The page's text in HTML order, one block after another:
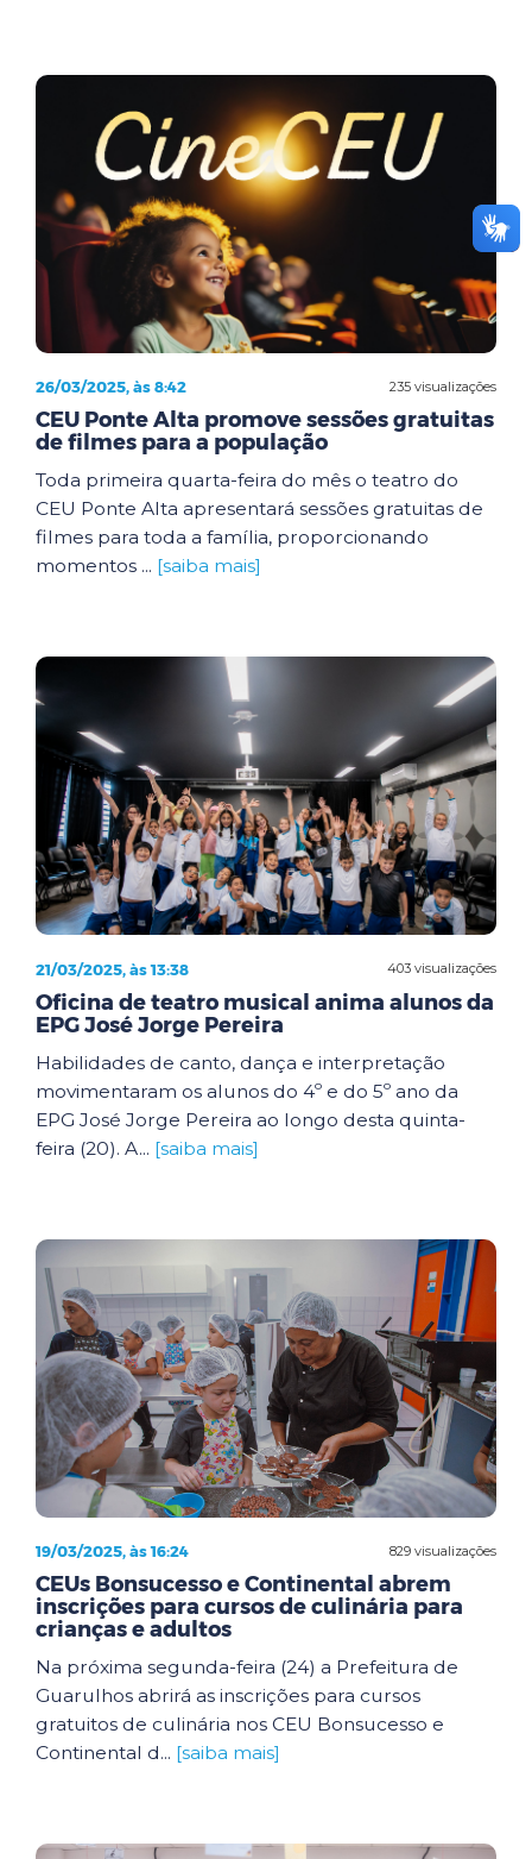
235 visualizações
26/03/2025, às 8:42
CEU Ponte Alta promove sessões gratuitas
de filmes para a população
Toda primeira quarta-feira do mês o teatro do
CEU Ponte Alta apresentará sessões gratuitas de
filmes para toda a família, proporcionando
momentos ... [saiba mais]
403 visualizações
21/03/2025, às 13:38
Oficina de teatro musical anima alunos da
EPG José Jorge Pereira
Habilidades de canto, dança e interpretação
movimentaram os alunos do 4º e do 5º ano da
EPG José Jorge Pereira ao longo desta quinta-
feira (20). A... [saiba mais]
829 visualizações
19/03/2025, às 16:24
CEUs Bonsucesso e Continental abrem
inscrições para cursos de culinária para
crianças e adultos
Na próxima segunda-feira (24) a Prefeitura de
Guarulhos abrirá as inscrições para cursos
gratuitos de culinária nos CEU Bonsucesso e
Continental d... [saiba mais]